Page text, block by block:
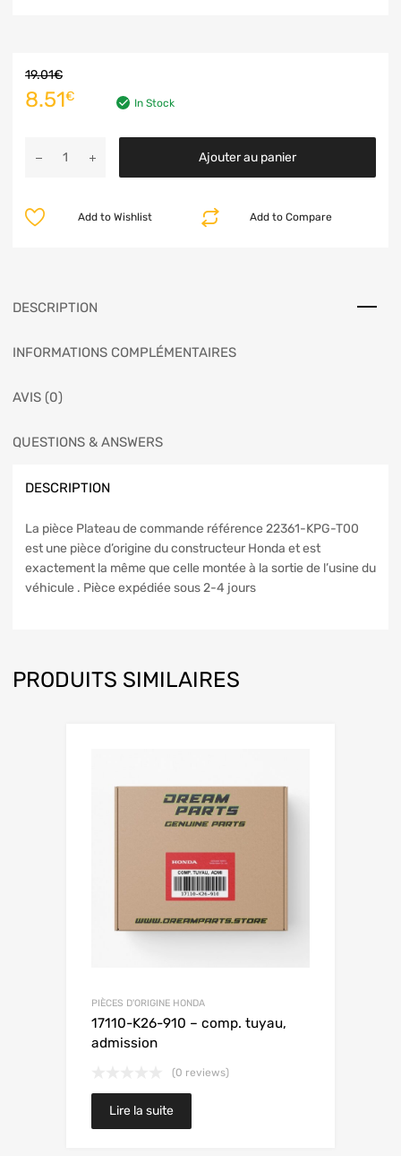
19.01€
8.51€ In Stock
Ajouter au panier
Add to Compare
Add to Wishlist
DESCRIPTION
INFORMATIONS COMPLÉMENTAIRES
AVIS (0)
QUESTIONS & ANSWERS
DESCRIPTION
La pièce Plateau de commande référence 22361-KPG-T00
est une pièce d’origine du constructeur Honda et est
exactement la même que celle montée à la sortie de l’usine du
véhicule . Pièce expédiée sous 2-4 jours
PRODUITS SIMILAIRES
PIÈCES D'ORIGINE HONDA
17110-K26-910 – comp. tuyau,
admission
(0 reviews)
Lire la suite